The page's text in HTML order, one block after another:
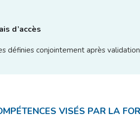
d’accès
définies conjointement après validation
VISÉS PAR LA